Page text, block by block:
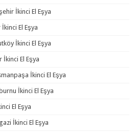
İkinci El Eşya
İkinci El Eşya
İkinci El Eşya
İkinci El Eşya
İkinci El Eşya
İkinci El Eşya
El Eşya
İkinci El Eşya